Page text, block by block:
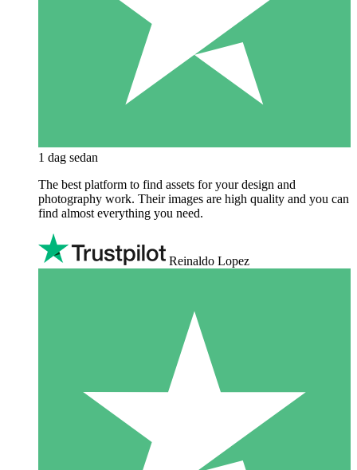
1 dag sedan
The best platform to find assets for your design and
photography work. Their images are high quality and you can
find almost everything you need.
Reinaldo Lopez